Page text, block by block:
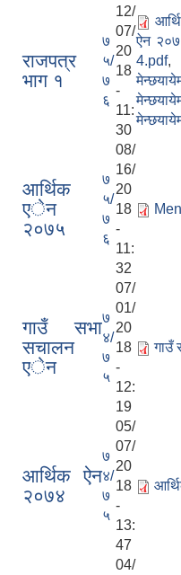
राजपत्र
भाग १
७
५/
७
६
12/
07/
20
18
-
11:
30
ऐन
4.pdf,
आर्थिक
एेन
२०७५
७
५/
७
६
08/
16/
20
18
-
11:
32
गाउँ सभा
स‌चालन
एेन
७
४/
७
५
07/
01/
20
18
-
12:
19
गाउँ
आर्थिक ऐन
२०७४
७
४/
७
५
05/
07/
20
18
-
13:
47
04/